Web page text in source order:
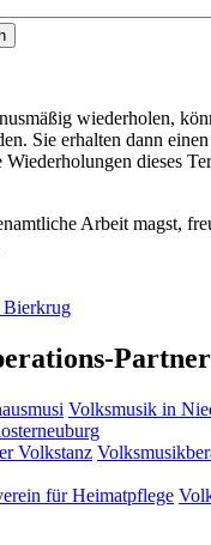
wiederholen,
Sie erhalten dann
dieses
Arbeit magst,
Partner
Volksmusik in
Volkstanz
für Heimatpflege